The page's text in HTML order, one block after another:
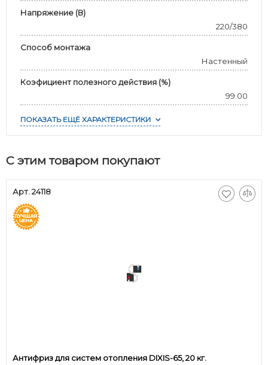
Напряжение (В)
220/380
Способ монтажа
Настенный
Коэфициент полезного действия (%)
99.00
ПОКАЗАТЬ ЕЩЁ ХАРАКТЕРИСТИКИ
С этим товаром покупают
Арт. 24118
Антифриз для систем отопления DIXIS-65, 20 кг.